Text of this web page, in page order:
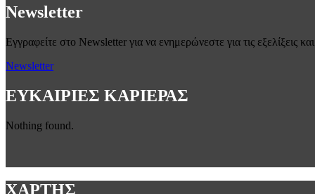
Newsletter
Εγγραφείτε στο Newsletter για να ενημερώνεστε για τις εξελίξεις
Newsletter
ΕΥΚΑΙΡΙΕΣ ΚΑΡΙΕΡΑΣ
Nothing found.
ΧΑΡΤΗΣ